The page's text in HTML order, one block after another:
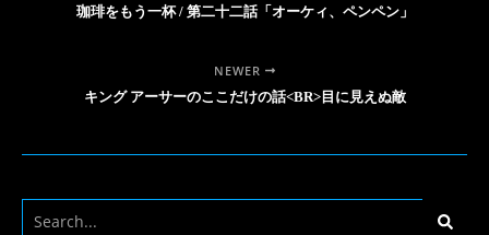
珈琲をもう一杯 / 第二十二話「オーケィ、ペンペン」
NEWER
キング アーサーのここだけの話<BR>目に見えぬ敵